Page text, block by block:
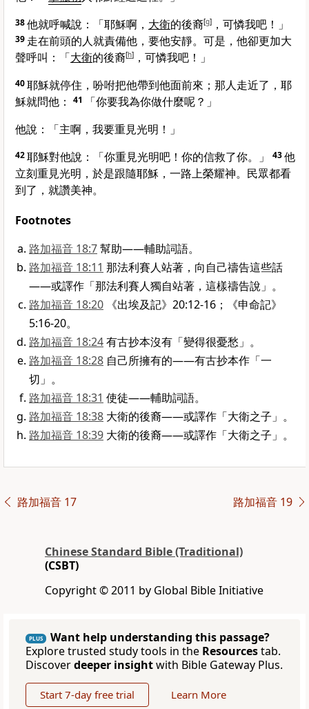
38他就呼喊說：「耶穌啊， 大衛的後裔[g] ，可憐我吧！」
39 走在前頭的人就責備他，要他安靜。可是，他卻更加大
聲呼叫：「大衛的後裔[h] ，可憐我吧！」
40耶穌就停住，吩咐把他帶到他面前來；那人走近了，耶
穌就問他：
41
「你要我為你做什麼呢？」
他說：「主啊，我要重見光明！」
42耶穌對他說： 「你重見光明吧！你的信救了你。」 43他
立刻重見光明，於是跟隨耶穌，一路上榮耀神。民眾都看
到了，就讚美神。
Footnotes
路加福音 18:7幫助——輔助詞語。
路加福音 18:11 那法利賽人站著，向自己禱告這些話
——或譯作「那法利賽人獨自站著，這樣禱告說」。
路加福音 18:20 《出埃及記》20:12-16；《申命記》
5:16-20。
路加福音 18:24有古抄本沒有「變得很憂愁」。
路加福音 18:28 自己所擁有的——有古抄本作「一
切」。
路加福音 18:31 使徒——輔助詞語。
路加福音 18:38 大衛的後裔——或譯作「大衛之子」。
路加福音 18:39 大衛的後裔——或譯作「大衛之子」。
路加福音 17 路加福音 19
Chinese Standard Bible (Traditional)
(CSBT)
Copyright © 2011 by Global Bible Initiative
PLUS
Want help understanding this passage?
Explore trusted study tools in the Resourcestab.
Discoverdeeper insightwith Bible Gateway Plus.
Start 7-day free trial Learn More